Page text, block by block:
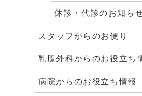
休診・代診のお知ら
スタッフからのお便り
乳腺外科からのお役立ち
病院からのお役立ち情報